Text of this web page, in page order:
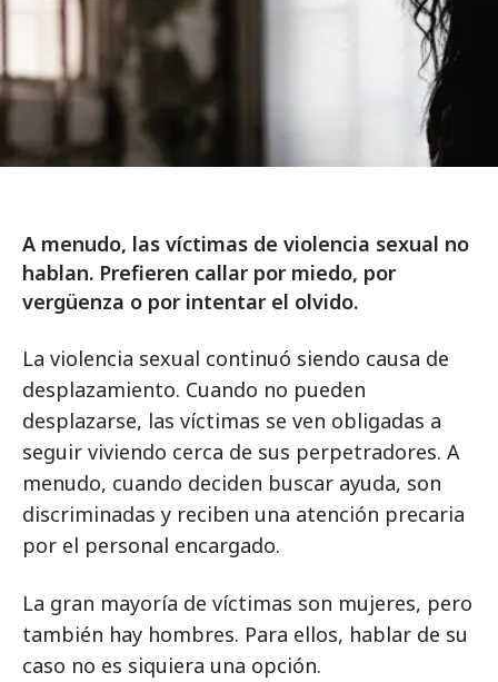
A menudo, las víctimas de violencia sexual no
hablan. Prefieren callar por miedo, por
vergüenza o por intentar el olvido.
La violencia sexual continuó siendo causa de
desplazamiento. Cuando no pueden
desplazarse, las víctimas se ven obligadas a
seguir viviendo cerca de sus perpetradores. A
menudo, cuando deciden buscar ayuda, son
discriminadas y reciben una atención precaria
por el personal encargado.
La gran mayoría de víctimas son mujeres, pero
también hay hombres. Para ellos, hablar de su
caso no es siquiera una opción.